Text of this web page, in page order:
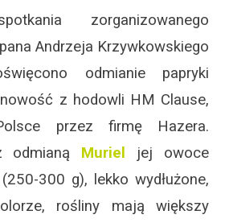
zorganizowanego
Andrzeja Krzywkowskiego
odmianie papryki
z hodowli HM Clause,
przez firmę Hazera.
odmianą Muriel jej owoce
300 g), lekko wydłużone,
rośliny mają większy